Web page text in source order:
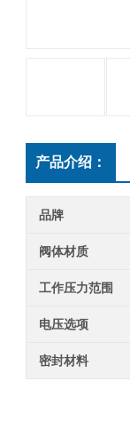
产品介绍：
品牌
阀体材质
工作压力范围
电压选项
密封材料